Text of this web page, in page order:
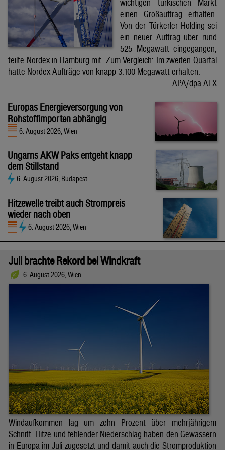
wichtigen türkischen Markt
einen Großauftrag erhalten.
Von der Türkerler Holding sei
ein neuer Auftrag über rund
525 Megawatt eingegangen,
teilte Nordex in Hamburg mit. Zum Vergleich: Im zweiten Quartal
hatte Nordex Aufträge von knapp 3.100 Megawatt erhalten.
APA/dpa-AFX
Europas Energieversorgung von
Rohstoffimporten abhängig
6. August 2026, Wien
Ungarns AKW Paks entgeht knapp
dem Stillstand
6. August 2026, Budapest
Hitzewelle treibt auch Strompreis
wieder nach oben
6. August 2026, Wien
Juli brachte Rekord bei Windkraft
6. August 2026, Wien
Windaufkommen lag um zehn Prozent über mehrjährigem
Schnitt. Hitze und fehlender Niederschlag haben den Gewässern
in Europa im Juli zugesetzt und damit auch die Stromproduktion